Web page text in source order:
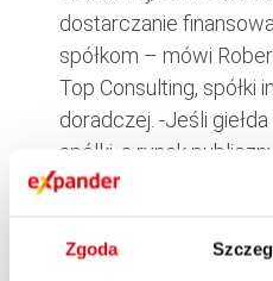
Zgoda
dostarczanie
spółkom – mówi
Top Consulting, spółki
doradczej. -Jeśli
spółki, a rynek
to właściciele takich
kapitału przez giełdę.